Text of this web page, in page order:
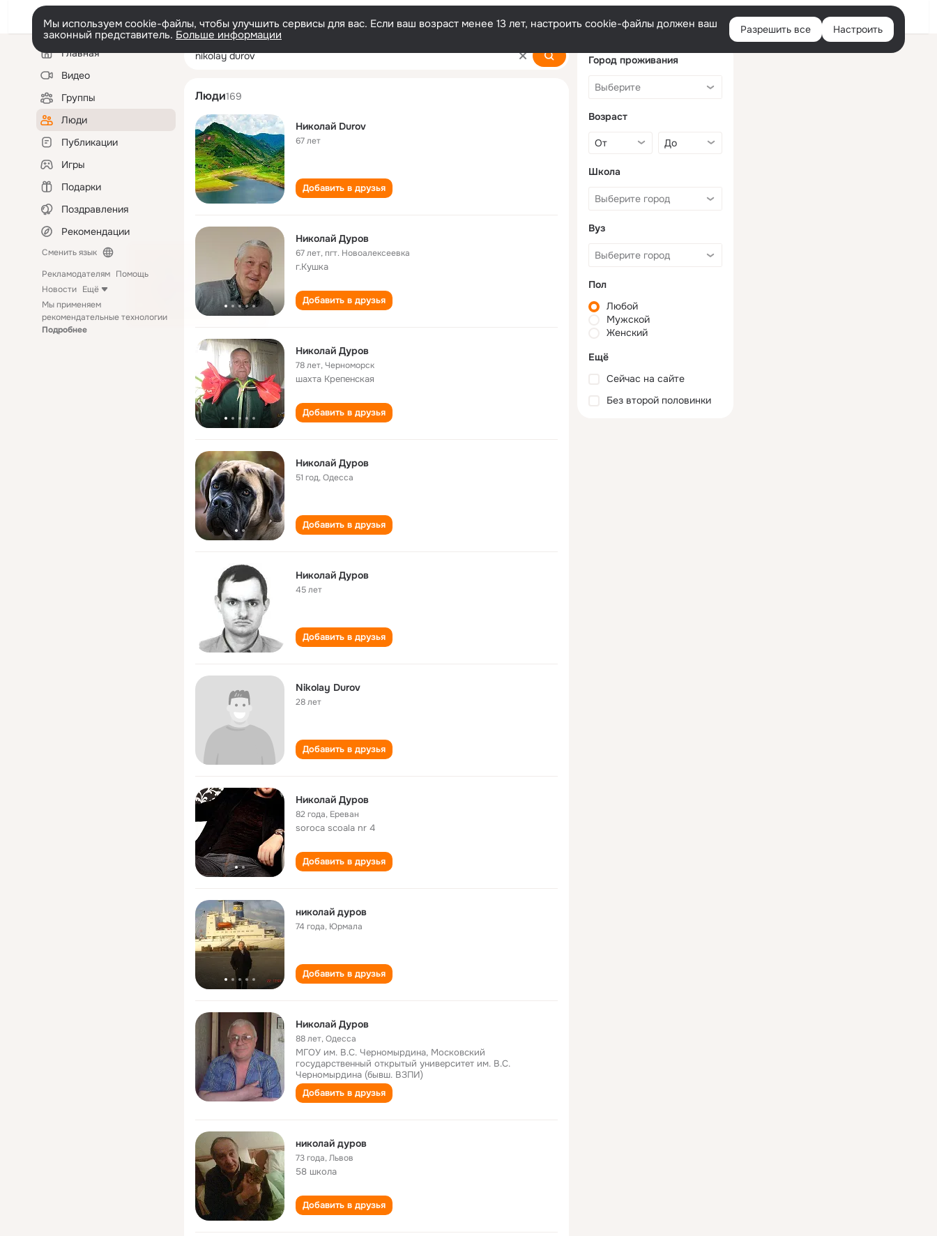
Войти
Мы используем cookie-файлы, чтобы улучшить сервисы для вас. Если ваш возраст менее 13 лет, настроить cookie-файлы должен ваш
законный представитель. Больше информации Разрешить все Настроить
Левая
колонкаГлавная
Видео
Группы
Люди
Публикации
Игры
Подарки
Поздравления
Рекомендации
Сменить язык
Рекламодателям Помощь
Новости Ещё
Мы применяем
рекомендательные технологии
Подробнее
nikolay durov
Люди169
Николай Durov
67 лет
Добавить в друзья
Николай Дуров
67 лет,пгт. Новоалексеевка
г.Кушка
Добавить в друзья
Николай Дуров
78 лет,Черноморск
шахта Крепенская
Добавить в друзья
Николай Дуров
51 год,Одесса
Добавить в друзья
Николай Дуров
45 лет
Добавить в друзья
Nikolay Durov
28 лет
Добавить в друзья
Николай Дуров
82 года, Ереван
soroca scoala nr 4
Добавить в друзья
николай дуров
74 года, Юрмала
Добавить в друзья
Николай Дуров
88 лет,Одесса
МГОУ им. В.С. Черномырдина, Московский
государственный открытый университет им. В.С.
Черномырдина (бывш. ВЗПИ)
Добавить в друзья
николай дуров
73 года,Львов
58 школа
Добавить в друзья
Город проживания
Возраст
Школа
Вуз
Пол
Любой
Мужской
Женский
Ещё
Сейчас на сайте
Без второй половинки